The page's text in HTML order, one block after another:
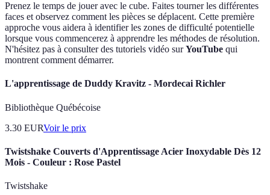
Prenez le temps de jouer avec le cube. Faites tourner les différentes
faces et observez comment les pièces se déplacent. Cette première
approche vous aidera à identifier les zones de difficulté potentielle
lorsque vous commencerez à apprendre les méthodes de résolution.
N'hésitez pas à consulter des tutoriels vidéo surYouTube qui
montrent comment démarrer.
L'apprentissage de Duddy Kravitz - Mordecai Richler
Bibliothèque Québécoise
3.30 EURVoir le prix
Twistshake Couverts d'Apprentissage Acier Inoxydable Dès 12
Mois - Couleur : Rose Pastel
Twistshake